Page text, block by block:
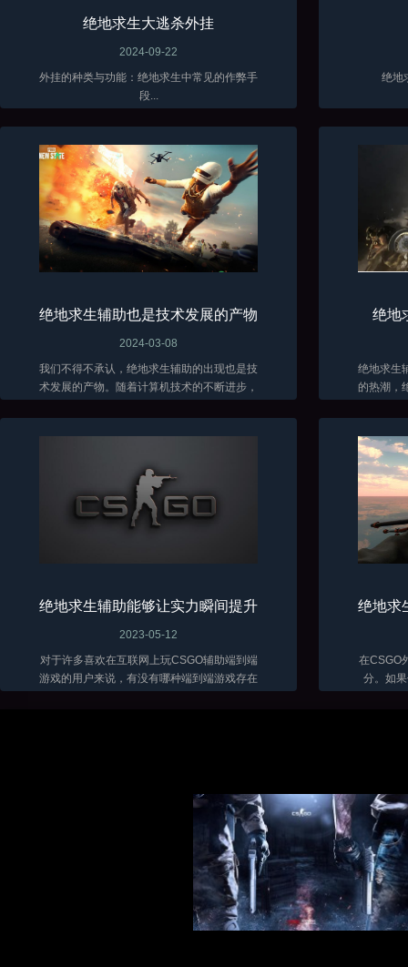
绝地求生大逃杀外挂
2024-09-22
外挂的种类与功能：绝地求生中常见的作弊手
段...
绝地
绝地求生辅助也是技术发展的产物
2024-03-08
我们不得不承认，绝地求生辅助的出现也是技
术发展的产物。随着计算机技术的不断进步，
绝地
绝地求生
的热潮，
绝地求生辅助能够让实力瞬间提升
2023-05-12
对于许多喜欢在互联网上玩CSGO辅助端到端
游戏的用户来说，有没有哪种端到端游戏存在
绝地求
在CSGO
分。如